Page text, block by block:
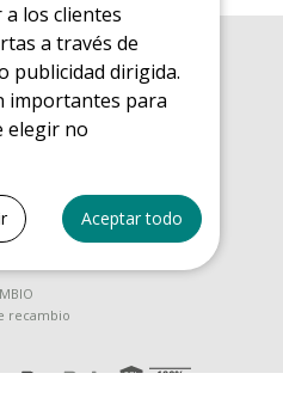
de ocio
de ocio
elásticas de ocio
elásticas de ocio
recambio
los clientes
a través de
publicidad dirigida.
importantes para
elegir no
sitio funcione
Aceptar todo